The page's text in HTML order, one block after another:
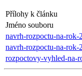
Přílohy k článku
Jméno souboru
navrh-rozpoctu-na-rok-
navrh-rozpoctu-na-rok-
rozpoctovy-vyhled-na-